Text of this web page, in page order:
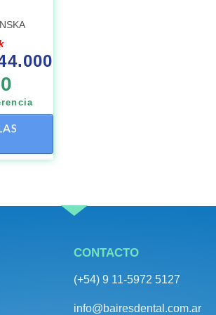
CONTACTO
(+54) 9 11-5972 5127
info@bairesdental.com.ar